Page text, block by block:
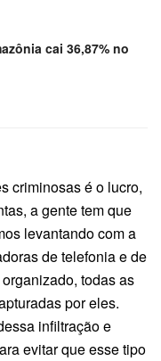
cai 36,87% no
criminosas é o lucro,
a gente tem que
levantando com a
de telefonia e de
todas as
por eles.
infiltração e
evitar que esse tipo